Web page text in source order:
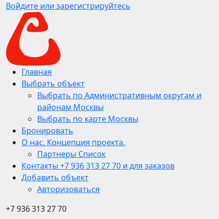
Войдите или зарегистрируйтесь
Главная
Выбрать объект
Выбрать по Административным округам и
районам Москвы
Выбрать по карте Москвы
Бронировать
О нас. Концепция проекта.
Партнеры Список
Контакты +7 936 313 27 70 и для заказов
Добавить объект
Авторизоваться
+7 936 313 27 70